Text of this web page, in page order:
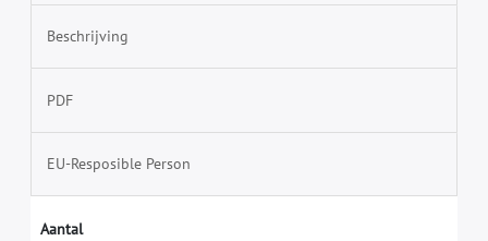
Beschrijving
PDF
EU-Resposible Person
Aantal